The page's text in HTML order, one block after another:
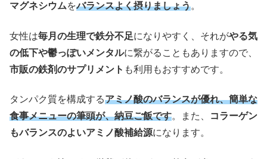
マグネシウムをバランスよく摂りましょう。
女性は毎月の生理で鉄分不足になりやすく、それがやる気
の低下や鬱っぽいメンタルに繋がることもありますので、
市販の鉄剤のサプリメント も利用もおすすめです。
タンパク質を構成するアミノ酸のバランスが優れ、簡単な
食事メニューの筆頭が、納豆ご飯です。また、
コラーゲン
もバランスのよいアミノ酸補給源になります。